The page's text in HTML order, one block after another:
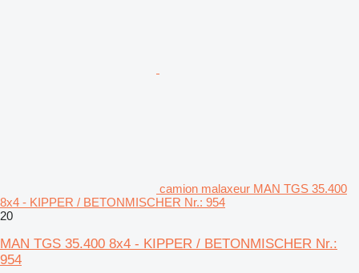
camion malaxeur MAN TGS 35.400
8x4 - KIPPER / BETONMISCHER Nr.: 954
20
MAN TGS 35.400 8x4 - KIPPER / BETONMISCHER Nr.:
954